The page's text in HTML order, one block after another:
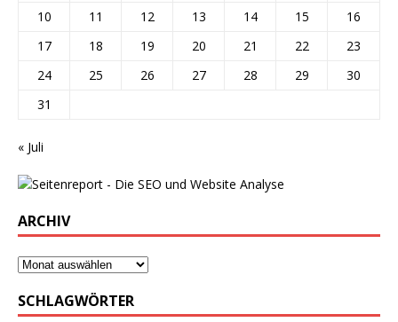
10
11 12 13 14 15
16
17
18 19 20 21 22
23
24
25 26 27 28 29
30
31
« Juli
ARCHIV
SCHLAGWÖRTER